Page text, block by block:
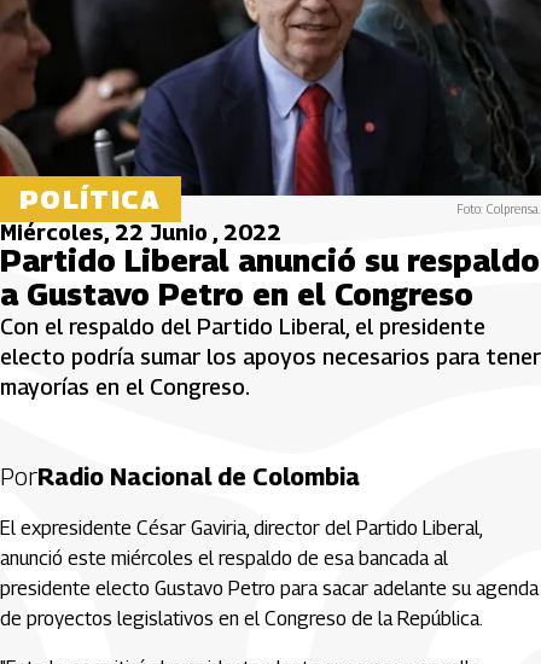
POLÍTICA Foto: Colprensa.
Miércoles, 22 Junio , 2022
Partido Liberal anunció su respaldo
a Gustavo Petro en el Congreso
Con el respaldo del Partido Liberal, el presidente
electo podría sumar los apoyos necesarios para tener
mayorías en el Congreso.
PorRadio Nacional de Colombia
El expresidente César Gaviria, director del Partido Liberal,
anunció este miércoles el respaldo de esa bancada al
presidente electo Gustavo Petro para sacar adelante su agenda
de proyectos legislativos en el Congreso de la República.